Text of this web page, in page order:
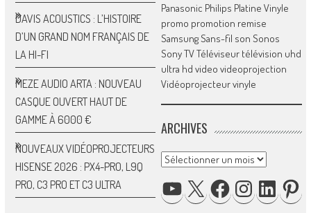
DAVIS ACOUSTICS : L’HISTOIRE
D’UN GRAND NOM FRANÇAIS DE
LA HI-FI
MEZE AUDIO ARTA : NOUVEAU
CASQUE OUVERT HAUT DE
GAMME À 6000 €
NOUVEAUX VIDÉOPROJECTEURS
HISENSE 2026 : PX4-PRO, L9Q
PRO, C3 PRO ET C3 ULTRA
Panasonic Philips Platine Vinyle
promo promotion remise
SamsungSans-fil son Sonos
SonyTVTéléviseur télévision uhd
ultra hd video videoprojection
Vidéoprojecteurvinyle
ARCHIVES
Archives
YOUTUBE FACEBOOKINSTAGRAM